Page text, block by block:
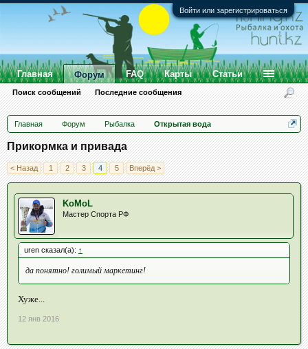
Войти или зарегистрироваться
Главная Форум Рыбалка Открытая вода
Прикормка и привада
< Назад 1 2 3 4 5 Вперёд >
KoMoL
Мастер Спорта РФ
uren сказал(а): ↑
да понятно! голимый маркетинг!
Хуже...
12 янв 2016
Главная Форум
Поиск сообщений Последние сообщения
FAQ Карты Статьи